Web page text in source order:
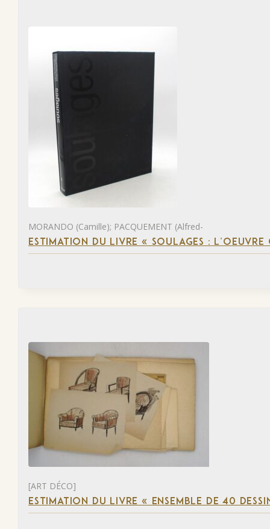
MORANDO (Camille); PACQUEMENT (Alfred-
ESTIMATION DU LIVRE « SOULAGES :
[ART DÉCO]
ESTIMATION DU LIVRE « ENSEMBLE DE 40